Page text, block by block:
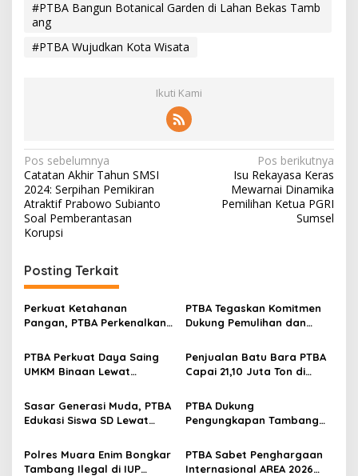
#PTBA Bangun Botanical Garden di Lahan Bekas Tamb
ang
#PTBA Wujudkan Kota Wisata
Ikuti Kami
N
a
v
i
a
s
i
o
Pos sebelumnya
Catatan Akhir Tahun SMSI
2024: Serpihan Pemikiran
Atraktif Prabowo Subianto
Soal Pemberantasan
Korupsi
Pos berikutnya
Isu Rekayasa Keras
Mewarnai Dinamika
Pemilihan Ketua PGRI
Sumsel
Posting Terkait
Perkuat Ketahanan
Pangan, PTBA Perkenalkan
Inagritech 2026
PTBA Tegaskan Komitmen
Dukung Pemulihan dan
Sungai
PTBA Perkuat Daya Saing
UMKM Binaan Lewat
Festival 2026
Penjualan Batu Bara PTBA
Capai 21,10 Juta Ton di
Sasar Generasi Muda, PTBA
Edukasi Siswa SD Lewat
PTBA Dukung
Pengungkapan Tambang
IUP Perseroan
Polres Muara Enim Bongkar
Tambang Ilegal di IUP
PTBA Sabet Penghargaan
Internasional AREA 2026